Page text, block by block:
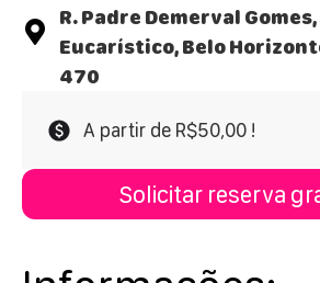
R. Padre Demerval
Eucarístico, Belo
470
A partir de R$50,00 !
Solicitar reserva